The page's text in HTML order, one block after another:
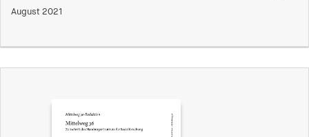
August 2021